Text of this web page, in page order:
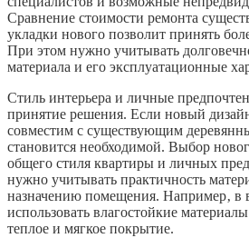
Сравнение стоимости ремонта
укладки нового позволит принять
При этом нужно учитывать
материала и его эксплуатационные
Стиль интерьера и личные
принятие решения. Если новый
совместим с существующим
становится необходимой. Выбор
общего стиля квартиры и личных
нужно учитывать практичность
назначению помещения. Например‚ в
использовать влагостойкие
теплое и мягкое покрытие.